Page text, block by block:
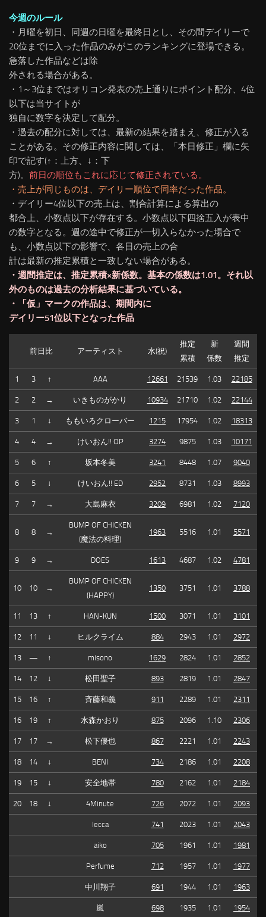
今週のルール
・月曜を初日、同週の日曜を最終日とし、その間デイリーで
20位までに入った作品のみがこのランキングに登場できる。
急落した作品などは除
外される場合がある。
・1～3位まではオリコン発表の売上通りにポイント配分、4位
以下は当サイトが
独自に数字を決定して配分。
・過去の配分に対しては、最新の結果を踏まえ、修正が入る
ことがある。 その修正内容に関しては、「本日修正」欄に矢
印で記す(↑：上方、↓：下
方)。 前日の順位もこれに応じて修正されている。
・売上が同じものは、デイリー順位で同率だった作品。
・デイリー4位以下の売上は、割合計算による算出の
都合上、小数点以下が存在する。小数点以下四捨五入が表中
の数字となる。週の途中で修正が一切入らなかった場合で
も、小数点以下の影響で、各日の売上の合
計は最新の推定累積と一致しない場合がある。
・週間推定は、推定累積×新係数。基本の係数は1.01。それ以
外のものは過去の分析結果に基づいている。
・「仮」マークの作品は、期間内に
デイリー51位以下となった作品
前日比 アーティスト 水(祝)
推定
累積
新
係数
週間
推定
1 3 ↑ AAA 12661 21539 1.03 22185
2 2 → いきものがかり 10934 21710 1.02 22144
3 1 ↓ ももいろクローバー 1215 17954 1.02 18313
4 4 → けいおん!! OP 3274 9875 1.03 10171
5 6 ↑ 坂本冬美 3241 8448 1.07 9040
6 5 ↓ けいおん!! ED 2952 8731 1.03 8993
7 7 → 大島麻衣 3209 6981 1.02 7120
8 8 →
BUMP OF CHICKEN
(魔法の料理)
1963 5516 1.01 5571
9 9 → DOES 1613 4687 1.02 4781
10 10 →
BUMP OF CHICKEN
(HAPPY)
1350 3751 1.01 3788
11 13 ↑ HAN-KUN 1500 3071 1.01 3101
12 11 ↓ ヒルクライム 884 2943 1.01 2972
13 — ↑ misono 1629 2824 1.01 2852
14 12 ↓ 松田聖子 893 2819 1.01 2847
15 16 ↑ 斉藤和義 911 2289 1.01 2311
16 19 ↑ 水森かおり 875 2096 1.10 2306
17 17 → 松下優也 867 2221 1.01 2243
18 14 ↓ BENI 734 2186 1.01 2208
19 15 ↓ 安全地帯 780 2162 1.01 2184
20 18 ↓ 4Minute 726 2072 1.01 2093
lecca 741 2023 1.01 2043
aiko 705 1961 1.01 1981
Perfume 712 1957 1.01 1977
中川翔子 691 1944 1.01 1963
嵐 698 1935 1.01 1954